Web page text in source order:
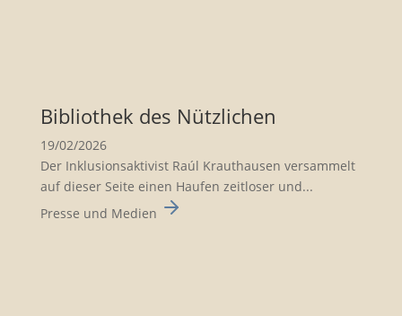
Biblio­thek des Nützli­chen
19/02/2026
Der Inklusionsaktivist Raúl Krauthausen versammelt
auf dieser Seite einen Haufen zeitloser und...
Presse und Medien